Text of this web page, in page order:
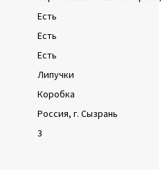
Есть
Есть
Есть
Липучки
Коробка
Россия, г. Сызрань
3